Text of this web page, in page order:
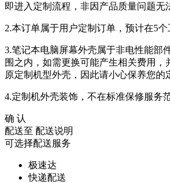
即进入定制流程，非因产品质量问题无
2.本订单属于用户定制订单，预计在5个
3.笔记本电脑屏幕外壳属于非电性能部
围之内，如需更换可能产生相关费用，
原定制机型外壳，因此请小心保养您的
4.定制机外壳装饰，不在标准保修服务
确 认
配送至 配送说明
可选择配送服务
极速达
快递配送